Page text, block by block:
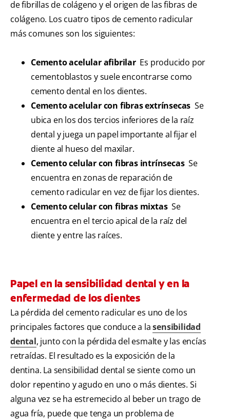
de fibrillas de colágeno y el origen de las fibras de
colágeno. Los cuatro tipos de cemento radicular
más comunes son los siguientes:
Cemento acelular afibrilarEs producido por
cementoblastos y suele encontrarse como
cemento dental en los dientes.
Cemento acelular con fibras extrínsecas Se
ubica en los dos tercios inferiores de la raíz
dental y juega un papel importante al fijar el
diente al hueso del maxilar.
Cemento celular con fibras intrínsecasSe
encuentra en zonas de reparación de
cemento radicular en vez de fijar los dientes.
Cemento celular con fibras mixtasSe
encuentra en el tercio apical de la raíz del
diente y entre las raíces.
Papel en la sensibilidad dental y en la
enfermedad de los dientes
La pérdida del cemento radicular es uno de los
principales factores que conduce a lasensibilidad
dental, junto con la pérdida del esmalte y las encías
retraídas. El resultado es la exposición de la
dentina. La sensibilidad dental se siente como un
dolor repentino y agudo en uno o más dientes. Si
alguna vez se ha estremecido al beber un trago de
agua fría, puede que tenga un problema de